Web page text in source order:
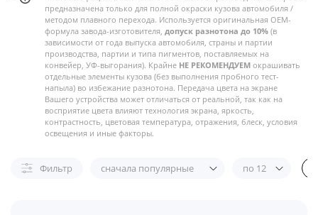
предназначена только для полной окраски кузова автомобиля /
методом плавного перехода. Используется оригинальная OEM-
формула завода-изготовителя, допуск разнотона до 10% (в
зависимости от года выпуска автомобиля, страны и партии
производства, партии и типа пигментов, поставляемых на
конвейер, УФ-выгорания). Крайне НЕ РЕКОМЕНДУЕМ окрашивать
отдельные элементы кузова (без выполнения пробного тест-
напыла) во избежание разнотона. Передача цвета на экране
Вашего устройства может отличаться от реальной, так как на
восприятие цвета влияют технология экрана, яркость,
контрастность, цветовая температура, отражения, блеск, условия
освещения и иные факторы.
Фильтр сначала популярные по 12